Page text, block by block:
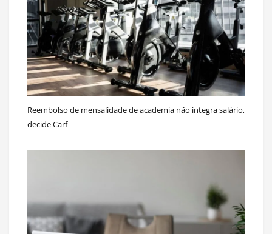
Reembolso de mensalidade de academia não integra salário,
decide Carf